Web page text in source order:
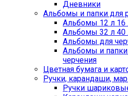
Дневники
Альбомы и папки для
Альбомы 12 л 16
Альбомы 32 л 40
Альбомы для
Альбомы и
черчения
Цветная бумага и
Ручки, карандаши,
Ручки